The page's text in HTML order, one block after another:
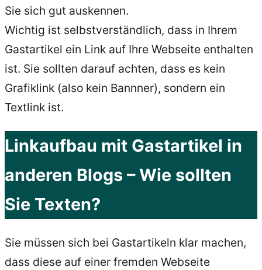
Sie sich gut auskennen.
Wichtig ist selbstverständlich, dass in Ihrem
Gastartikel ein Link auf Ihre Webseite enthalten
ist. Sie sollten darauf achten, dass es kein
Grafiklink (also kein Bannner), sondern ein
Textlink ist.
Linkaufbau mit Gastartikel in
anderen Blogs – Wie sollten
Sie Texten?
Sie müssen sich bei Gastartikeln klar machen,
dass diese auf einer fremden Webseite